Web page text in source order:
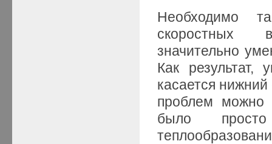
Необходимо
скоростных
значительно
Как результат,
касается нижний
проблем можно
было просто